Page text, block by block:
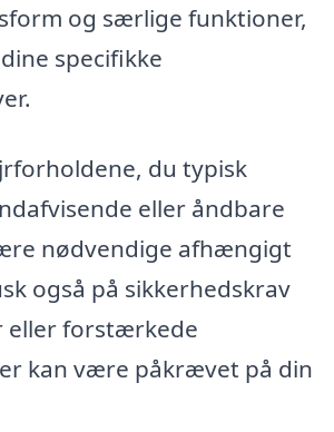
og særlige funktioner,
specifikke
du typisk
eller åndbare
nødvendige afhængigt
også på sikkerhedskrav
eller forstærkede
kan være påkrævet på din